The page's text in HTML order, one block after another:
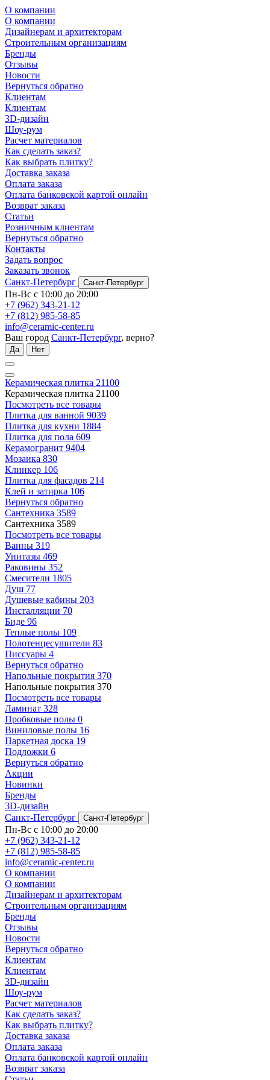
О компании
О компании
Дизайнерам и архитекторам
Строительным организациям
Бренды
Отзывы
Новости
Вернуться обратно
Клиентам
Клиентам
3D-дизайн
Шоу-рум
Расчет материалов
Как сделать заказ?
Как выбрать плитку?
Доставка заказа
Оплата заказа
Оплата банковской картой онлайн
Возврат заказа
Статьи
Розничным клиентам
Вернуться обратно
Контакты
Задать вопрос
Заказать звонок
Санкт-Петербург
Санкт-Петербург
Пн-Вс с 10:00 до 20:00
+7 (962) 343-21-12
+7 (812) 985-58-85
info@ceramic-center.ru
Ваш город Санкт-Петербург, верно?
Да Нет
Керамическая плитка 21100
Керамическая плитка 21100
Посмотреть все товары
Плитка для ванной 9039
Плитка для кухни 1884
Плитка для пола 609
Керамогранит 9404
Мозаика 830
Клинкер 106
Плитка для фасадов 214
Клей и затирка 106
Вернуться обратно
Сантехника 3589
Сантехника 3589
Посмотреть все товары
Ванны 319
Унитазы 469
Раковины 352
Смесители 1805
Душ 77
Душевые кабины 203
Инсталляции 70
Биде 96
Теплые полы 109
Полотенцесушители 83
Писсуары 4
Вернуться обратно
Напольные покрытия 370
Напольные покрытия 370
Посмотреть все товары
Ламинат 328
Пробковые полы 0
Виниловые полы 16
Паркетная доска 19
Подложки 6
Вернуться обратно
Акции
Новинки
Бренды
3D-дизайн
Санкт-Петербург
Санкт-Петербург
Пн-Вс с 10:00 до 20:00
+7 (962) 343-21-12
+7 (812) 985-58-85
info@ceramic-center.ru
О компании
О компании
Дизайнерам и архитекторам
Строительным организациям
Бренды
Отзывы
Новости
Вернуться обратно
Клиентам
Клиентам
3D-дизайн
Шоу-рум
Расчет материалов
Как сделать заказ?
Как выбрать плитку?
Доставка заказа
Оплата заказа
Оплата банковской картой онлайн
Возврат заказа